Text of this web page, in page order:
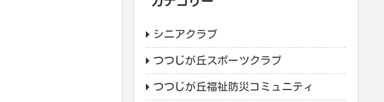
シニアクラブ
つつじが丘スポーツクラブ
つつじが丘福祉防災コミュニティ